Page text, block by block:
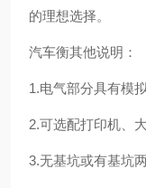
的理想选择。
汽车衡其他说明：
1.电气部分具有模
2.可选配打印机、
3.无基坑或有基坑